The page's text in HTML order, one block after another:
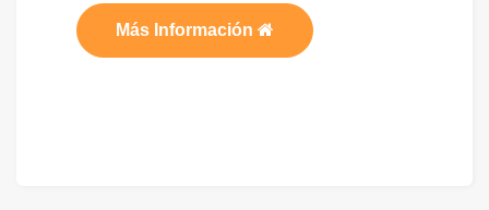
Más Información